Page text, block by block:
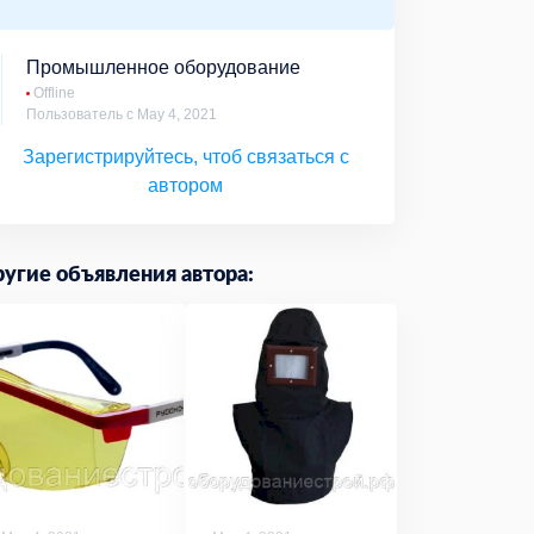
Промышленное оборудование
Offline
Пользователь с May 4, 2021
Зарегистрируйтесь, чтоб связаться с
автором
объявления автора: